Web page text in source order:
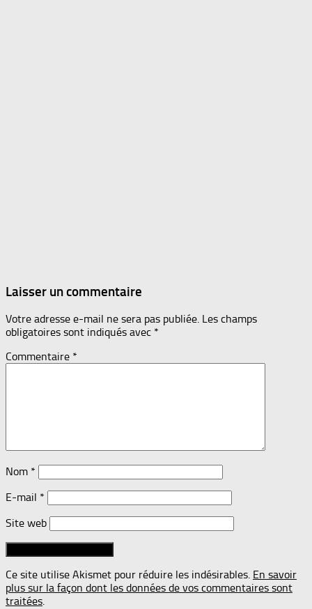
Laisser un commentaire
Votre adresse e-mail ne sera pas publiée. Les champs
obligatoires sont indiqués avec *
Commentaire *
Nom *
E-mail *
Site web
Ce site utilise Akismet pour réduire les indésirables. En savoir
plus sur la façon dont les données de vos commentaires sont
traitées.